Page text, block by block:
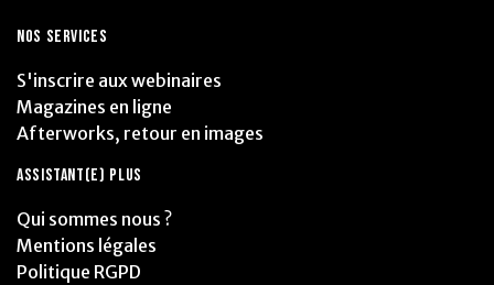
NOS SERVICES
S'inscrire aux webinaires
Magazines en ligne
Afterworks, retour en images
ASSISTANT(E) PLUS
Qui sommes nous ?
Mentions légales
Politique RGPD